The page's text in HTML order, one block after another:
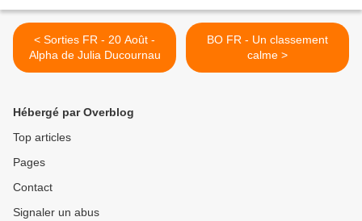
< Sorties FR - 20 Août -
Alpha de Julia Ducournau
BO FR - Un classement
calme >
Hébergé par Overblog
Top articles
Pages
Contact
Signaler un abus